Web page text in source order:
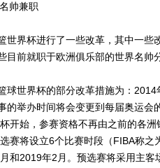
帅兼职
界杯进行了一些改革，其中一些
目前就职于欧洲俱乐部的世界名帅
世界杯的部分改革措施为：2014
的举办时间将会变更到每届奥运会
开始，参赛资格不再由之前的各
赛将设立6个比赛时段（FIBA称
和2019年2月。预选赛将采用主客